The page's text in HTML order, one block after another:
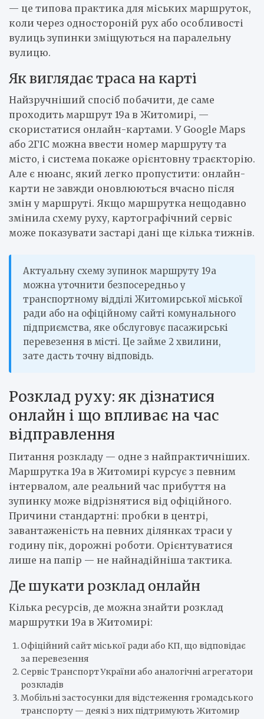
— це типова практика для міських маршруток,
коли через одностороній рух або особливості
вулиць зупинки зміщуються на паралельну
вулицю.
Як виглядає траса на карті
Найзручніший спосіб побачити, де саме
проходить маршрут 19а в Житомирі, —
скористатися онлайн-картами. У Google Maps
або 2ГІС можна ввести номер маршруту та
місто, і система покаже орієнтовну траєкторію.
Але є нюанс, який легко пропустити: онлайн-
карти не завжди оновлюються вчасно після
змін у маршруті. Якщо маршрутка нещодавно
змінила схему руху, картографічний сервіс
може показувати застарі дані ще кілька тижнів.
Актуальну схему зупинок маршруту 19а
можна уточнити безпосередньо у
транспортному відділі Житомирської міської
ради або на офіційному сайті комунального
підприємства, яке обслуговує пасажирські
перевезення в місті. Це займе 2 хвилини,
зате дасть точну відповідь.
Розклад руху: як дізнатися
онлайн і що впливає на час
відправлення
Питання розкладу — одне з найпрактичніших.
Маршрутка 19а в Житомирі курсує з певним
інтервалом, але реальний час прибуття на
зупинку може відрізнятися від офіційного.
Причини стандартні: пробки в центрі,
завантаженість на певних ділянках траси у
годину пік, дорожні роботи. Орієнтуватися
лише на папір — не найнадійніша тактика.
Де шукати розклад онлайн
Кілька ресурсів, де можна знайти розклад
маршрутки 19а в Житомирі:
Офіційний сайт міської ради або КП, що відповідає
за перевезення
Сервіс Транспорт України або аналогічні агрегатори
розкладів
Мобільні застосунки для відстеження громадського
транспорту — деякі з них підтримують Житомир